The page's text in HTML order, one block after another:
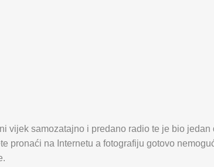
vijek samozatajno i predano radio te je bio
pronaći na Internetu a fotografiju gotovo